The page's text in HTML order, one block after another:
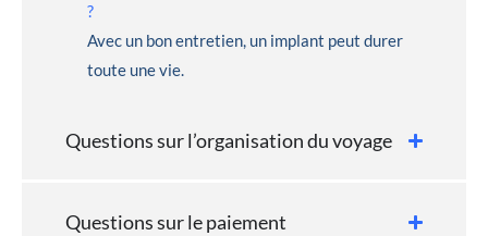
?
Avec un bon entretien, un implant peut durer
toute une vie.
Questions sur l’organisation du voyage
Questions sur le paiement